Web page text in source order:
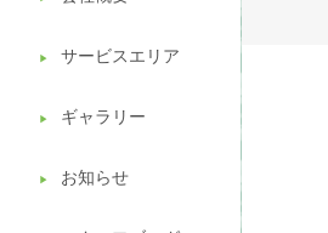
▶︎ サービスエリア
▶︎ ギャラリー
▶︎ お知らせ
ギフト販売
造園ガーデニング
植木処分